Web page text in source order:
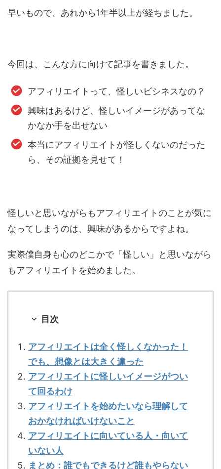
早いもので、あれから1年半以上が経ちました。
今回は、こんな方に向けて記事を書きました。
アフィリエイトって、怪しいビシネスなの？
興味はあるけど、怪しいイメージがあってな
かなか手を出せない
本当にアフィリエイトが怪しくないのだった
ら、その証拠を見せて！
怪しいと思いながらもアフィリエイトのことが気に
なってしまうのは、興味があるからですよね。
実際僕自身も心のどこかで「怪しい」と思いながら
もアフィリエイトを始めました。
目次
アフィリエイトは全く怪しくなかった！
でも、想像とは大きく違った
アフィリエイトに怪しいイメージがつい
て回るわけ
アフィリエイトを始めたいなら理解して
おかなければいけないこと
アフィリエイトに向いている人・向いて
いない人
まとめ：誰でもできるけど誰もやらない